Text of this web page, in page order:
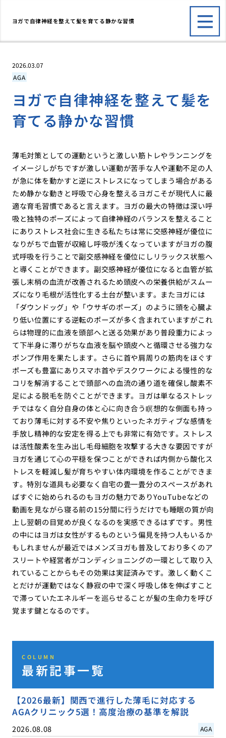
ヨガで自律神経を整えて髪を育てる静かな習慣
2026.03.07
AGA
ヨガで自律神経を整えて髪を
育てる静かな習慣
薄毛対策としての運動というと激しい筋トレやランニングを
イメージしがちですが激しい運動が苦手な人や運動不足の人
が急に体を動かすと逆にストレスになってしまう場合がある
ため静かな動きと呼吸で心身を整えるヨガこそが現代人に最
適な育毛習慣であると言えます。ヨガの最大の特徴は深い呼
吸と独特のポーズによって自律神経のバランスを整えること
にありストレス社会に生きる私たちは常に交感神経が優位に
なりがちで血管が収縮し呼吸が浅くなっていますがヨガの腹
式呼吸を行うことで副交感神経を優位にしリラックス状態へ
と導くことができます。副交感神経が優位になると血管が拡
張し末梢の血流が改善されるため頭皮への栄養供給がスムー
ズになり毛根が活性化する土台が整います。またヨガには
「ダウンドッグ」や「ウサギのポーズ」のように頭を心臓よ
り低い位置にする逆転のポーズが多く含まれていますがこれ
らは物理的に血液を頭部へと送る効果があり普段重力によっ
て下半身に滞りがちな血液を脳や頭皮へと循環させる強力な
ポンプ作用を果たします。さらに首や肩周りの筋肉をほぐす
ポーズも豊富にありスマホ首やデスクワークによる慢性的な
コリを解消することで頭部への血流の通り道を確保し酸素不
足による脱毛を防ぐことができます。ヨガは単なるストレッ
チではなく自分自身の体と心に向き合う瞑想的な側面も持っ
ており薄毛に対する不安や焦りといったネガティブな感情を
手放し精神的な安定を得る上でも非常に有効です。ストレス
は活性酸素を生み出し毛母細胞を攻撃する大きな要因ですが
ヨガを通じて心の平穏を保つことができれば内側から酸化ス
トレスを軽減し髪が育ちやすい体内環境を作ることができま
す。特別な道具も必要なく自宅の畳一畳分のスペースがあれ
ばすぐに始められるのもヨガの魅力でありYouTubeなどの
動画を見ながら寝る前の15分間に行うだけでも睡眠の質が向
上し翌朝の目覚めが良くなるのを実感できるはずです。男性
の中にはヨガは女性がするものという偏見を持つ人もいるか
もしれませんが最近ではメンズヨガも普及しており多くのア
スリートや経営者がコンディショニングの一環として取り入
れていることからもその効果は実証済みです。激しく動くこ
とだけが運動ではなく静寂の中で深く呼吸し体を伸ばすこと
で滞っていたエネルギーを巡らせることが髪の生命力を呼び
覚ます鍵となるのです。
COLUMN
最新記事一覧
【2026最新】関西で進行した薄毛に対応する
AGAクリニック5選！高度治療の基準を解説
2026.08.08 AGA